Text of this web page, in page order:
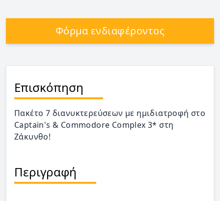
Φόρμα ενδιαφέροντος
Επισκόπηση
Πακέτο 7 διανυκτερεύσεων με ημιδιατροφή στο
Captain's & Commodore Complex 3* στη
Ζάκυνθο!
Περιγραφή